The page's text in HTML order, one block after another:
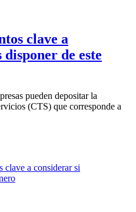
clave a
de este
pueden depositar la
(CTS) que corresponde a